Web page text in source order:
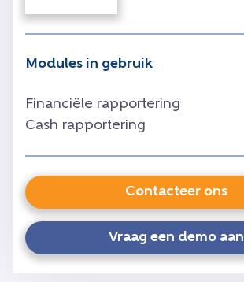
Modules in gebruik
Financiële rapportering
Cash rapportering
Contacteer ons
Vraag een demo aan